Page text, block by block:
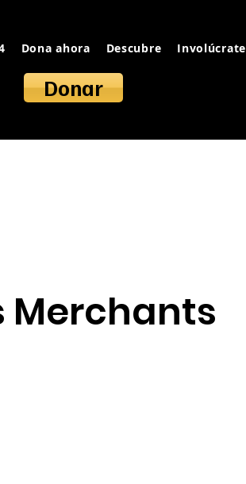
Dona ahora Descubre Involúcrate
Donar
Merchants